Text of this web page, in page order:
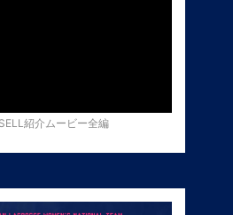
SELL紹介ムービー全編